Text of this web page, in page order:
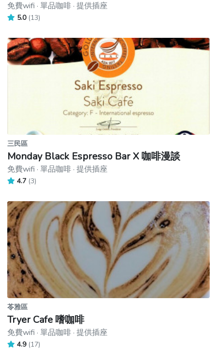
免費wifi · 單品咖啡 · 提供插座
5.0 (13)
三民區
Monday Black Espresso Bar X 咖啡漫談
免費wifi · 單品咖啡 · 提供插座
4.7 (3)
苓雅區
Tryer Cafe 嗜咖啡
免費wifi · 單品咖啡 · 提供插座
4.9 (17)